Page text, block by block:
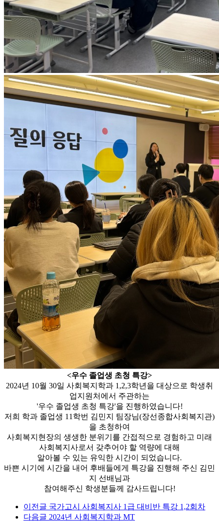
<우수 졸업생 초청 특강>
2024년 10월 30일 사회복지학과 1,2,3학년을 대상으로 학생취
업지원처에서 주관하는
'우수 졸업생 초청 특강'을 진행하였습니다!
저희 학과 졸업생 11학번 김민지 팀장님(장선종합사회복지관)
을 초청하여
사회복지현장의 생생한 분위기를 간접적으로 경험하고 미래
사회복지사로서 갖추어야 할 역량에 대해
알아볼 수 있는 유익한 시간이 되었습니다.
바쁜 시기에 시간을 내어 후배들에게 특강을 진행해 주신 김민
지 선배님과
참여해주신 학생분들께 감사드립니다!
이전글 국가고시 사회복지사 1급 대비반 특강 1,2회차
다음글 2024년 사회복지학과 MT